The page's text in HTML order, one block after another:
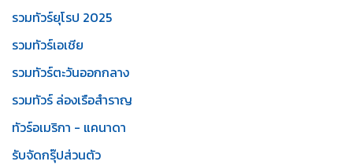
รวมทัวร์ยุโรป 2025
รวมทัวร์เอเชีย
รวมทัวร์ตะวันออกกลาง
รวมทัวร์ ล่องเรือสำราญ
ทัวร์อเมริกา - แคนาดา
รับจัดกรุ๊ปส่วนตัว